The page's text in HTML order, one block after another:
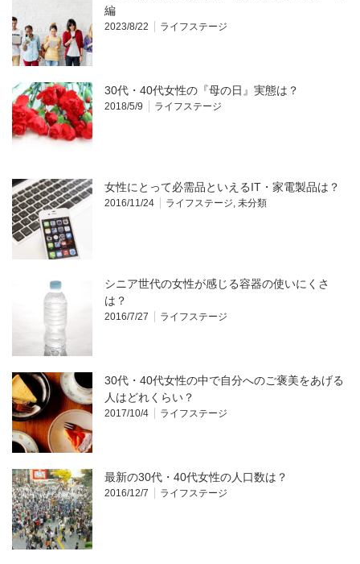
編
2023/8/22 ライフステージ
30代・40代女性の『母の日』実態は？
2018/5/9 ライフステージ
女性にとって必需品といえるIT・家電製品は？
2016/11/24 ライフステージ, 未分類
シニア世代の女性が感じる容器の使いにくさ
は？
2016/7/27 ライフステージ
30代・40代女性の中で自分へのご褒美をあげる
人はどれくらい？
2017/10/4 ライフステージ
最新の30代・40代女性の人口数は？
2016/12/7 ライフステージ